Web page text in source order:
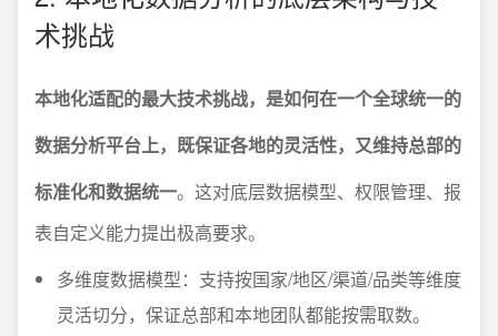
术挑战
本地化适配的最大技术挑战，是如何在一个全球统一的
数据分析平台上，既保证各地的灵活性，又维持总部的
标准化和数据统一。这对底层数据模型、权限管理、报
表自定义能力提出极高要求。
多维度数据模型：支持按国家/地区/渠道/品类等维度
灵活切分，保证总部和本地团队都能按需取数。